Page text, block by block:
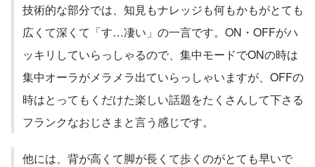
技術的な部分では、知見もナレッジも何もかもがとても
広くて深くて「す…凄い」の一言です。ON・OFFがハ
ッキリしていらっしゃるので、集中モードでONの時は
集中オーラがメラメラ出ていらっしゃいますが、OFFの
時はとってもくだけた楽しい話題をたくさんして下さる
フランクなおじさまと言う感じです。
他には、背が高くて脚が長くて歩くのがとても早いで